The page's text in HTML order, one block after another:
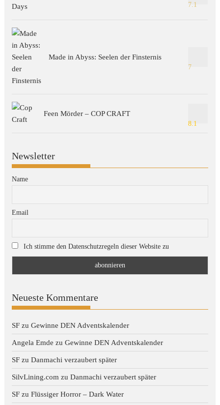
7.1
Made in Abyss: Seelen der Finsternis
7
Feen Mörder – COP CRAFT
8.1
Newsletter
Name
Email
Ich stimme den Datenschutzregeln dieser Website zu
Neueste Kommentare
SF zuGewinne DEN Adventskalender
Angela Emde zuGewinne DEN Adventskalender
SF zuDanmachi verzaubert später
SilvLining.com zuDanmachi verzaubert später
SF zuFlüssiger Horror – Dark Water